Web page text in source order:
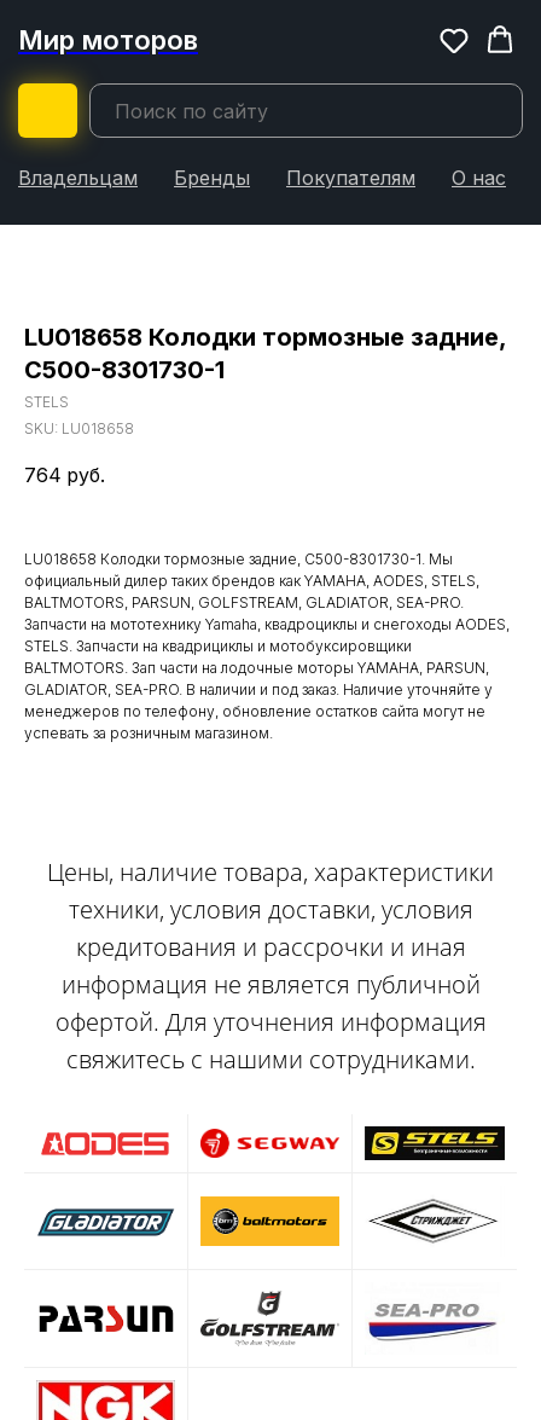
Мир моторов
Владельцам Бренды Покупателям О нас
LU018658 Колодки тормозные задние,
C500-8301730-1
STELS
SKU: LU018658
764 руб.
LU018658 Колодки тормозные задние, C500-8301730-1. Мы
официальный дилер таких брендов как YAMAHA, AODES, STELS,
BALTMOTORS, PARSUN, GOLFSTREAM, GLADIATOR, SEA-PRO.
Запчасти на мототехнику Yamaha, квадроциклы и снегоходы AODES,
STELS. Запчасти на квадрициклы и мотобуксировщики
BALTMOTORS. Зап части на лодочные моторы YAMAHA, PARSUN,
GLADIATOR, SEA-PRO. В наличии и под заказ. Наличие уточняйте у
менеджеров по телефону, обновление остатков сайта могут не
успевать за розничным магазином.
Цены, наличие товара, характеристики
техники, условия доставки, условия
кредитования и рассрочки и иная
информация не является публичной
офертой. Для уточнения информация
свяжитесь с нашими сотрудниками.